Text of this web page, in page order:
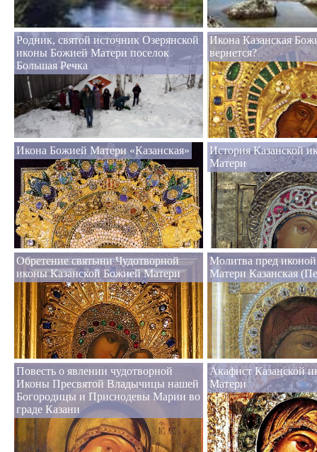
Родник, святой источник Озерянской
иконы Божией Матери поселок
Большая Речка
Икона Казанская
вернется?
Икона Божией Матери «Казанская»
История Казанской
Матери
Обретение святыни Чудотворной
иконы Казанской Божией Матери
Молитва пред
Матери Казанская
Повесть о явлении чудотворной
Иконы Пресвятой Владычицы нашей
Богородицы и Приснодевы Марии во
граде Казани
Акафист Казанской
Матери